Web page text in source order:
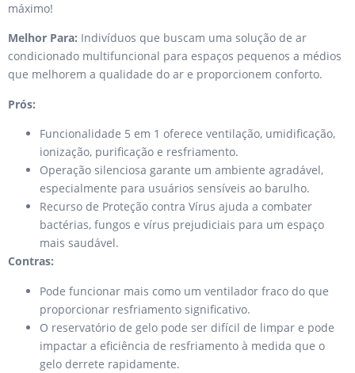
máximo!
Melhor Para: Indivíduos que buscam uma solução de ar
condicionado multifuncional para espaços pequenos a médios
que melhorem a qualidade do ar e proporcionem conforto.
Prós:
Funcionalidade 5 em 1 oferece ventilação, umidificação,
ionização, purificação e resfriamento.
Operação silenciosa garante um ambiente agradável,
especialmente para usuários sensíveis ao barulho.
Recurso de Proteção contra Vírus ajuda a combater
bactérias, fungos e vírus prejudiciais para um espaço
mais saudável.
Contras:
Pode funcionar mais como um ventilador fraco do que
proporcionar resfriamento significativo.
O reservatório de gelo pode ser difícil de limpar e pode
impactar a eficiência de resfriamento à medida que o
gelo derrete rapidamente.